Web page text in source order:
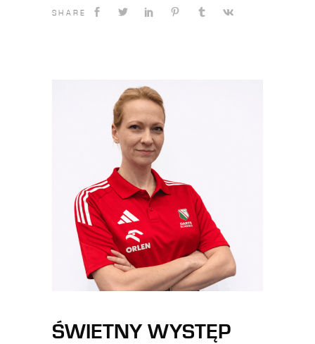
SHARE
ŚWIETNY WYSTĘP